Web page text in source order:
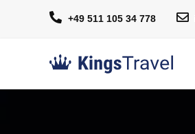
+49 511 105 34 778